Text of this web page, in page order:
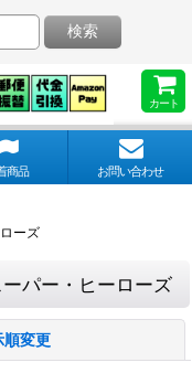
カート
検索
商品 お問い合わせ
ーズ
パー・ヒーローズ
順変更